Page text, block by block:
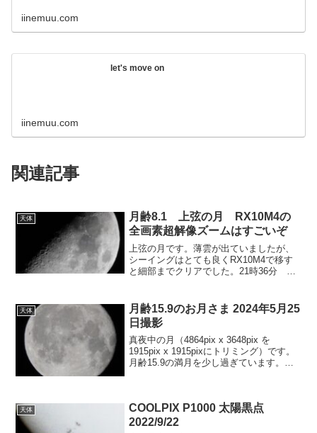
iinemuu.com
let's move on
iinemuu.com
関連記事
天体
月齢8.1 上弦の月 RX10M4の
全画素超解像ズームはすごいぞ
上弦の月です。薄雲が出ていましたが、
シーイングはとても良くRX10M4で移す
と細部までクリアでした。21時36分 実
1200mm）1/640 F4 ISO40...
天体
月齢15.9のお月さま 2024年5月25
日撮影
真夜中の月（4864pix x 3648pix を
1915pix x 1915pixにトリミング）です。
月齢15.9の満月を少し過ぎています。
天体
COOLPIX P1000 太陽黒点
2022/9/22